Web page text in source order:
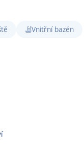
Vnitřní bazén